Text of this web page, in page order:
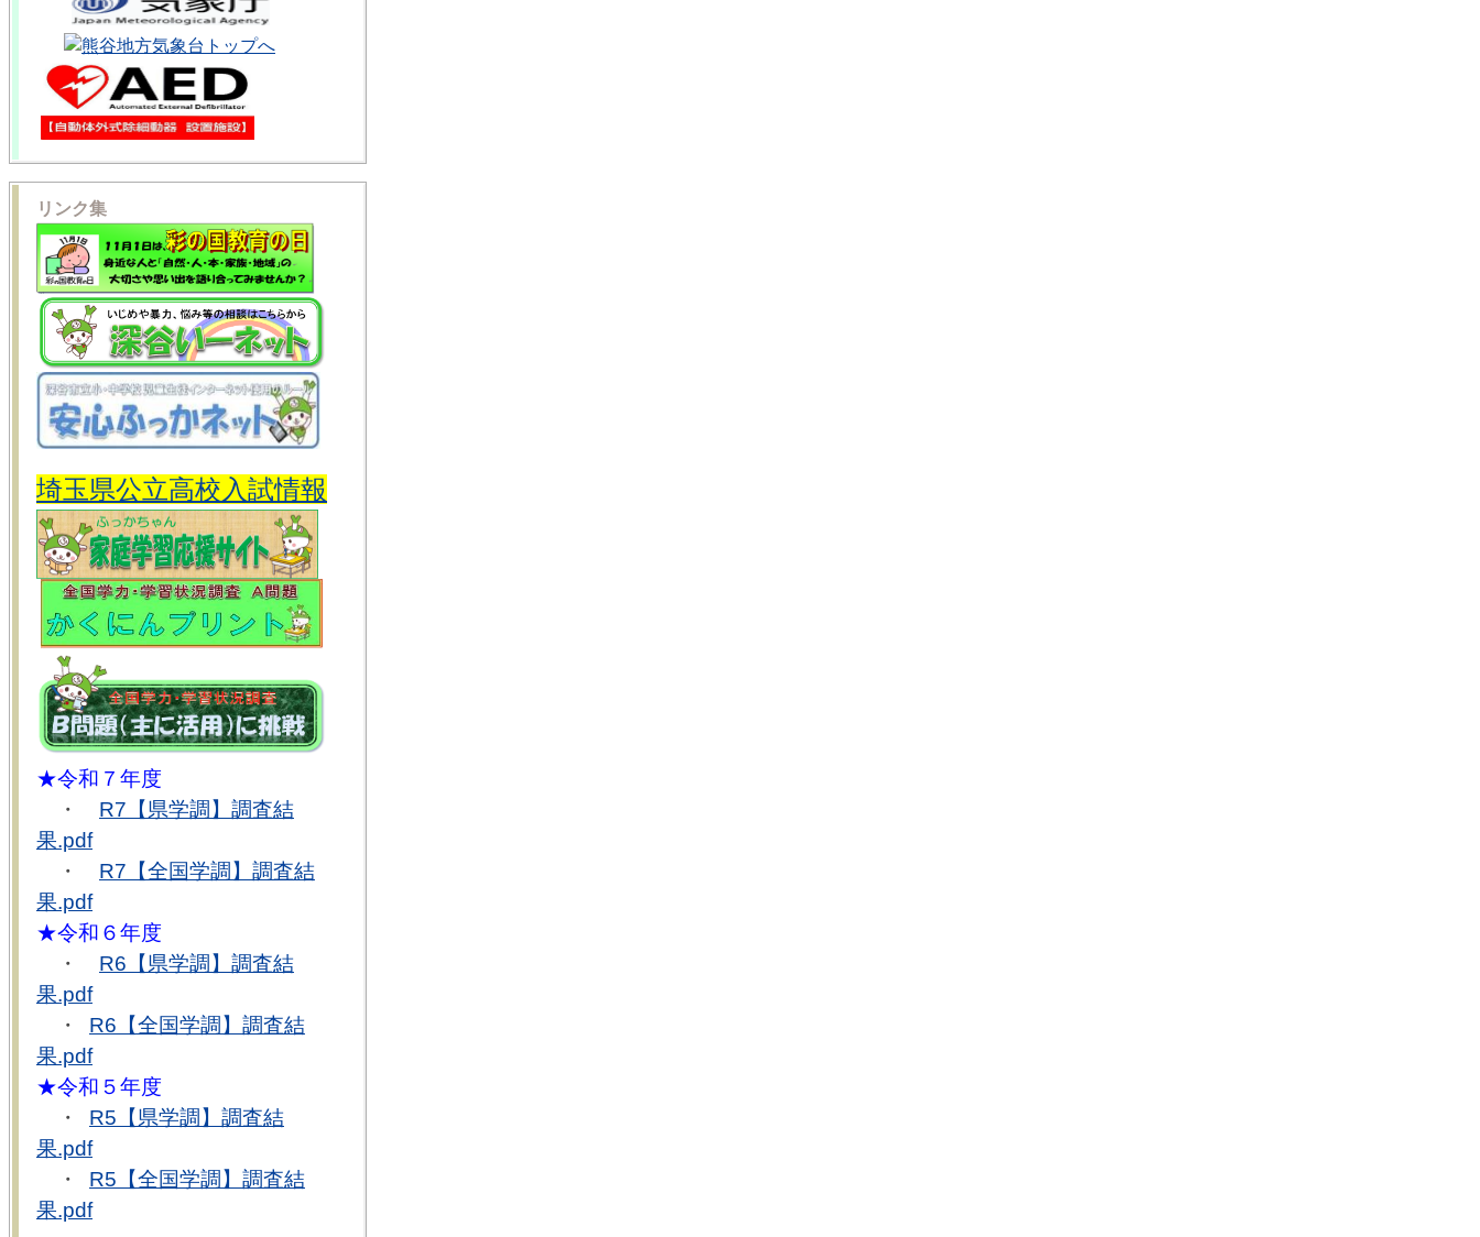
リンク集
埼玉県公立高校入試情報
★令和７年度
・ R7【県学調】調査結
果.pdf
・ R7【全国学調】調査結
果.pdf
★令和６年度
・ R6【県学調】調査結
果.pdf
・ R6【全国学調】調査結
果.pdf
★令和５年度
・ R5【県学調】調査結
果.pdf
・ R5【全国学調】調査結
果.pdf